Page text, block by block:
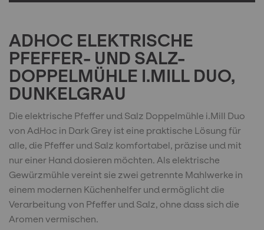
ADHOC ELEKTRISCHE
PFEFFER- UND SALZ-
DOPPELMÜHLE I.MILL DUO,
DUNKELGRAU
Die elektrische Pfeffer und Salz Doppelmühle i.Mill Duo
von AdHoc in Dark Grey ist eine praktische Lösung für
alle, die Pfeffer und Salz komfortabel, präzise und mit
nur einer Hand dosieren möchten. Als elektrische
Gewürzmühle vereint sie zwei getrennte Mahlwerke in
einem modernen Küchenhelfer und ermöglicht die
Verarbeitung von Pfeffer und Salz, ohne dass sich die
Aromen vermischen.